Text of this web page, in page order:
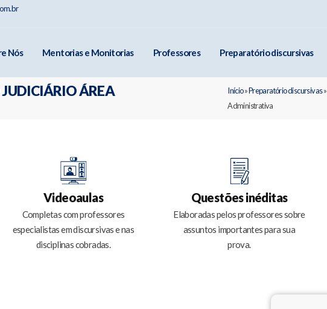
Nós Mentorias e Monitorias Professores Preparatório discursivas
JUDICIÁRIO ÁREA
Início»Preparatório discursivas»
Administrativa
Videoaulas
Completas com professores
especialistas em discursivas e nas
disciplinas cobradas.
Questões inéditas
Elaboradas pelos professores sobre
assuntos importantes para sua
prova.